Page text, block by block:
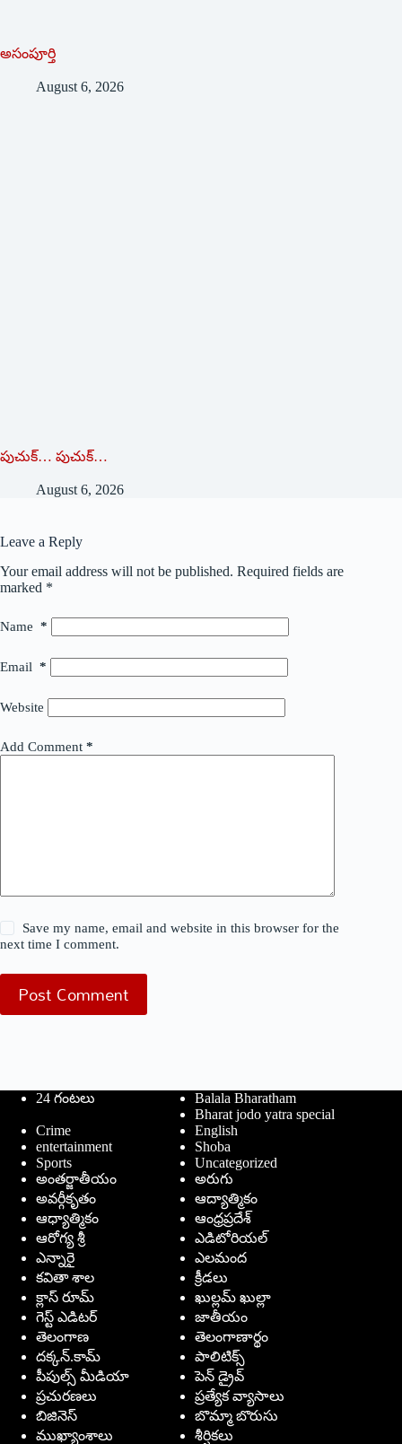
అసంపూర్తి
August 6, 2026
పుచుక్… పుచుక్…
August 6, 2026
Leave a Reply
Your email address will not be published. Required fields are
marked *
Name *
Email *
Website
Add Comment *
Save my name, email and website in this browser for the
next time I comment.
Post Comment
24 గంటలు
Balala Bharatham
Bharat jodo yatra special
Crime
English
entertainment
Shoba
Sports
Uncategorized
అంతర్జాతీయం
అరుగు
అవర్గీకృతం
ఆద్యాత్మికం
ఆధ్యాత్మికం
ఆంధ్రప్రదేశ్
ఆరోగ్య శ్రీ
ఎడిటోరియల్
ఎన్నారై
ఎలమంద
కవితా శాల
క్రీడలు
క్లాస్ రూమ్
ఖుల్లమ్ ఖుల్లా
గెస్ట్ ఎడిటర్
జాతీయం
తెలంగాణ
తెలంగాణార్థం
దక్కన్.కామ్
పాలిటిక్స్
పీపుల్స్ ‌మీడియా
పెన్ డ్రైవ్
ప్రచురణలు
ప్రత్యేక వ్యాసాలు
బిజినెస్
బొమ్మా బొరుసు
ముఖ్యాంశాలు
శీర్షికలు